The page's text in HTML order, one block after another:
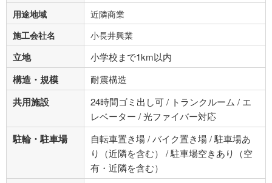
用途地域
近隣商業
施工会社名
小長井興業
立地 小学校まで1km以内
構造・規模 耐震構造
共用施設
24時間ゴミ出し可 / トランクルーム / エ
レベーター / 光ファイバー対応
駐輪・駐車場
自転車置き場 / バイク置き場 / 駐車場あ
り（近隣を含む） / 駐車場空きあり（空
有・近隣を含む）